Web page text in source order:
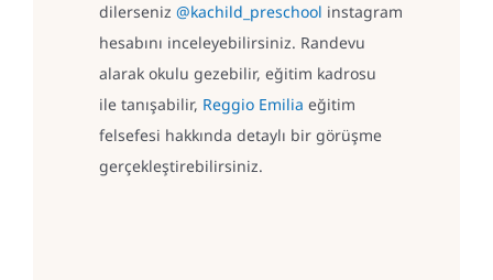
dilerseniz @kachild_preschool instagram
hesabını inceleyebilirsiniz. Randevu
alarak okulu gezebilir, eğitim kadrosu
ile tanışabilir, Reggio Emilia eğitim
felsefesi hakkında detaylı bir görüşme
gerçekleştirebilirsiniz.